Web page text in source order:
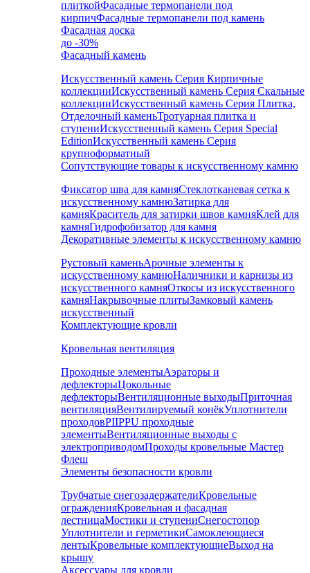
плиткойФасадные термопанели под
кирпичФасадные термопанели под камень
Фасадная доска
до -30%
Фасадный камень
Искусственный камень Серия Кирпичные
коллекцииИскусственный камень Серия Скальные
коллекцииИскусственный камень Серия Плитка,
Отделочный каменьТротуарная плитка и
ступениИскусственный камень Серия Special
EditionИскусственный камень Серия
крупноформатный
Сопутствующие товары к искусственному камню
Фиксатор шва для камняСтеклотканевая сетка к
искусственному камнюЗатирка для
камняКраситель для затирки швов камняКлей для
камняГидрофобизатор для камня
Декоративные элементы к искусственному камню
Рустовый каменьАрочные элементы к
искусственному камнюНаличники и карнизы из
искусственного камняОткосы из искусственного
камняНакрывочные плитыЗамковый камень
искусственный
Комплектующие кровли
Кровельная вентиляция
Проходные элементыАэраторы и
дефлекторыЦокольные
дефлекторыВентиляционные выходыПриточная
вентиляцияВентилируемый конёкУплотнители
проходовPIIPPU проходные
элементыВентиляционные выходы с
электроприводомПроходы кровельные Мастер
Флеш
Элементы безопасности кровли
Трубчатые снегозадержателиКровельные
огражденияКровельная и фасадная
лестницаМостики и ступениСнегостопор
Уплотнители и герметикиСамоклеющиеся
лентыКровельные комплектующиеВыход на
крышу
Аксессуары для кровли